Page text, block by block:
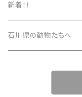
新着！！
石川県の動物たちへ